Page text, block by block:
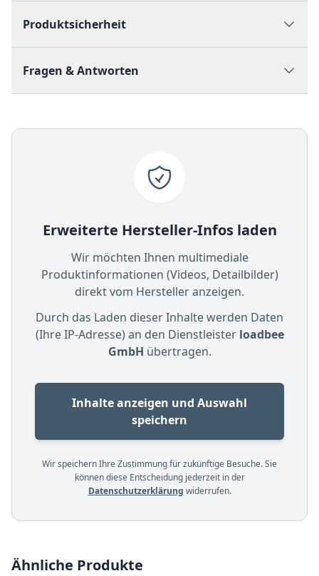
Produktsicherheit
Fragen & Antworten
Erweiterte Hersteller-Infos laden
Wir möchten Ihnen multimediale
Produktinformationen (Videos, Detailbilder)
direkt vom Hersteller anzeigen.
Durch das Laden dieser Inhalte werden Daten
(Ihre IP-Adresse) an den Dienstleister loadbee
GmbH übertragen.
Inhalte anzeigen und Auswahl
speichern
Wir speichern Ihre Zustimmung für zukünftige Besuche. Sie
können diese Entscheidung jederzeit in der
Datenschutzerklärung widerrufen.
Ähnliche Produkte